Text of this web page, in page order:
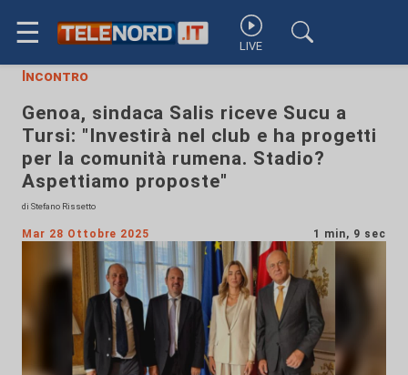
☰ LIVE
Incontro
Genoa, sindaca Salis riceve Sucu a
Tursi: "Investirà nel club e ha progetti
per la comunità rumena. Stadio?
Aspettiamo proposte"
di Stefano Rissetto
Mar 28 Ottobre 2025 1 min, 9 sec